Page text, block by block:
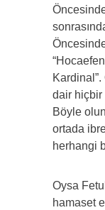
dair hiçbir
Böyle
ortada
herhangi
Oysa
hamaset